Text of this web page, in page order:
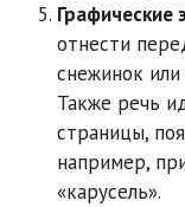
Графические
отнести
снежинок
Также речь
страницы,
например,
«карусель».